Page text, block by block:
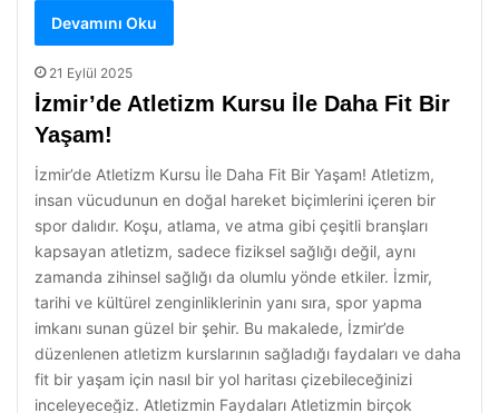
Devamını Oku
21 Eylül 2025
İzmir’de Atletizm Kursu İle Daha Fit Bir
Yaşam!
İzmir’de Atletizm Kursu İle Daha Fit Bir Yaşam! Atletizm,
insan vücudunun en doğal hareket biçimlerini içeren bir
spor dalıdır. Koşu, atlama, ve atma gibi çeşitli branşları
kapsayan atletizm, sadece fiziksel sağlığı değil, aynı
zamanda zihinsel sağlığı da olumlu yönde etkiler. İzmir,
tarihi ve kültürel zenginliklerinin yanı sıra, spor yapma
imkanı sunan güzel bir şehir. Bu makalede, İzmir’de
düzenlenen atletizm kurslarının sağladığı faydaları ve daha
fit bir yaşam için nasıl bir yol haritası çizebileceğinizi
inceleyeceğiz. Atletizmin Faydaları Atletizmin birçok